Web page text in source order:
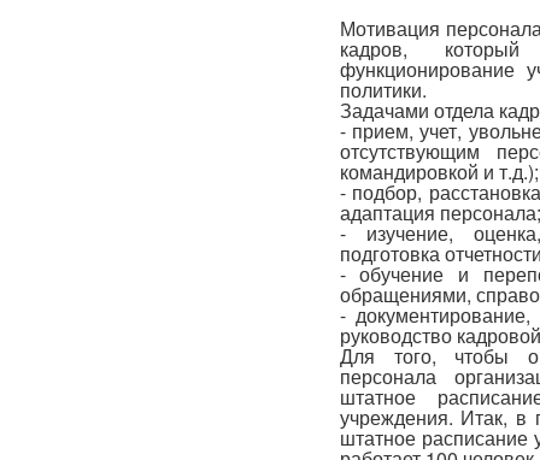
Мотивация
кадров, который
функционирование
политики.
Задачами отдела
- прием, учет,
отсутствующим
командировкой и т.д.);
- подбор,
адаптация персонала;
- изучение,
подготовка
- обучение и
обращениями,
-
руководство
Для того, чтобы
персонала
штатное
учреждения. Итак, в
штатное